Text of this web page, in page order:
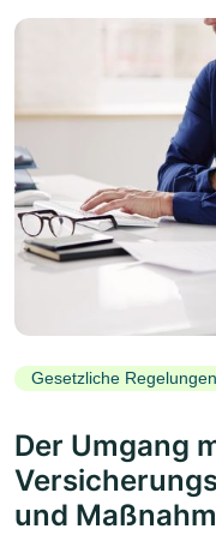
Gesetzliche Regelungen
Der Umgang
und